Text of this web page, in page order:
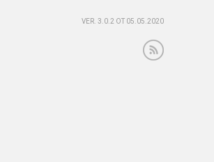
VER. 3.0.2 ОТ 05.05.2020